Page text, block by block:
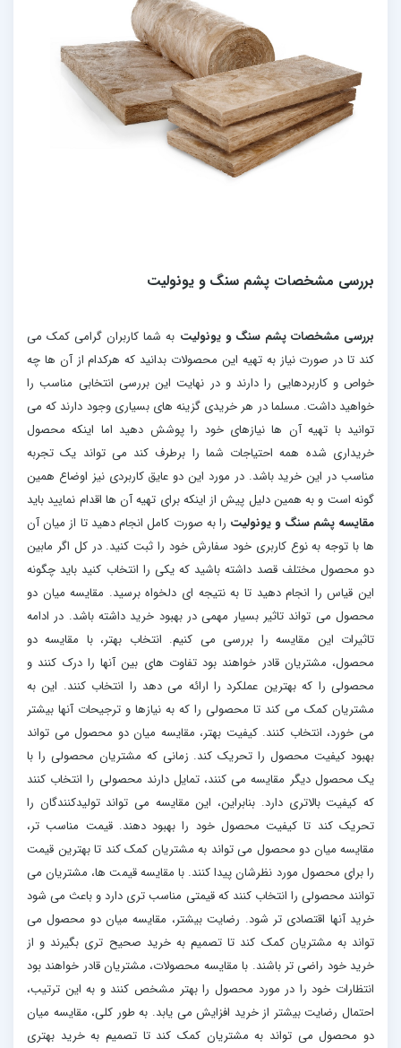
بررسی مشخصات پشم سنگ و یونولیت
بررسی مشخصات پشم سنگ و یونولیت به شما کاربران گرامی کمک می
کند تا در صورت نیاز به تهیه این محصولات بدانید که هرکدام از آن ها چه
خواص و کاربردهایی را دارند و در نهایت این بررسی انتخابی مناسب را
خواهید داشت. مسلما در هر خریدی گزینه های بسیاری وجود دارند که می
توانید با تهیه آن ها نیازهای خود را پوشش دهید اما اینکه محصول
خریداری شده همه احتیاجات شما را برطرف کند می تواند یک تجربه
مناسب در این خرید باشد. در مورد این دو عایق کاربردی نیز اوضاع همین
گونه است و به همین دلیل پیش از اینکه برای تهیه آن ها اقدام نمایید باید
مقایسه پشم سنگ و یونولیت را به صورت کامل انجام دهید تا از میان آن
ها با توجه به نوع کاربری خود سفارش خود را ثبت کنید. در کل اگر مابین
دو محصول مختلف قصد داشته باشید که یکی را انتخاب کنید باید چگونه
این قیاس را انجام دهید تا به نتیجه ای دلخواه برسید. مقایسه میان دو
محصول می تواند تاثیر بسیار مهمی در بهبود خرید داشته باشد. در ادامه
تاثیرات این مقایسه را بررسی می کنیم. انتخاب بهتر، با مقایسه دو
محصول، مشتریان قادر خواهند بود تفاوت های بین آنها را درک کنند و
محصولی را که بهترین عملکرد را ارائه می دهد را انتخاب کنند. این به
مشتریان کمک می کند تا محصولی را که به نیازها و ترجیحات آنها بیشتر
می خورد، انتخاب کنند. کیفیت بهتر، مقایسه میان دو محصول می تواند
بهبود کیفیت محصول را تحریک کند. زمانی که مشتریان محصولی را با
یک محصول دیگر مقایسه می کنند، تمایل دارند محصولی را انتخاب کنند
که کیفیت بالاتری دارد. بنابراین، این مقایسه می تواند تولیدکنندگان را
تحریک کند تا کیفیت محصول خود را بهبود دهند. قیمت مناسب تر،
مقایسه میان دو محصول می تواند به مشتریان کمک کند تا بهترین قیمت
را برای محصول مورد نظرشان پیدا کنند. با مقایسه قیمت ها، مشتریان می
توانند محصولی را انتخاب کنند که قیمتی مناسب تری دارد و باعث می شود
خرید آنها اقتصادی تر شود. رضایت بیشتر، مقایسه میان دو محصول می
تواند به مشتریان کمک کند تا تصمیم به خرید صحیح تری بگیرند و از
خرید خود راضی تر باشند. با مقایسه محصولات، مشتریان قادر خواهند بود
انتظارات خود را در مورد محصول را بهتر مشخص کنند و به این ترتیب،
احتمال رضایت بیشتر از خرید افزایش می یابد. به طور کلی، مقایسه میان
دو محصول می تواند به مشتریان کمک کند تا تصمیم به خرید بهتری